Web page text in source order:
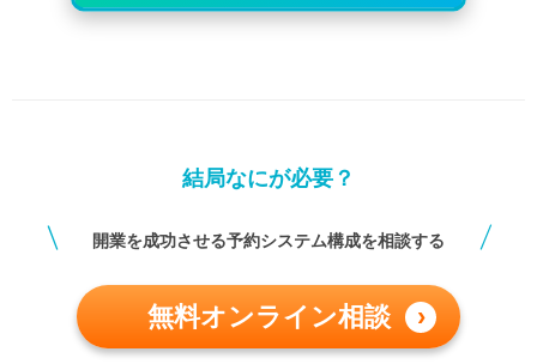
結局なにが必要？
＼ 開業を成功させる予約システム構成を相談する ／
無料オンライン相談 ›